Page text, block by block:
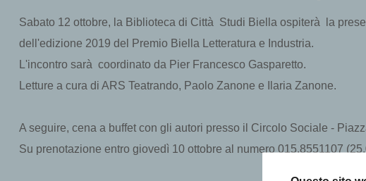
Sabato 12 ottobre, la Biblioteca di Città Studi Biella ospiterà la
dell'edizione 2019 del Premio Biella Letteratura e Industria.
L'incontro sarà coordinato da Pier Francesco Gasparetto.
Letture a cura di ARS Teatrando, Paolo Zanone e Ilaria Zanone.
A seguire, cena a buffet con gli autori presso il Circolo Sociale -
Su prenotazione entro giovedì 10 ottobre al numero 015.8551107